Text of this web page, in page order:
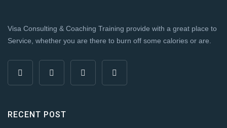
Visa Consulting & Coaching Training provide with a great place to
Service, whether you are there to burn off some calories or are.
RECENT POST